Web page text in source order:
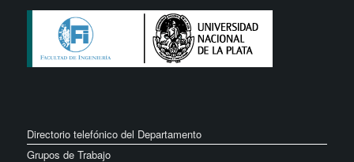
Directorio telefónico del Departamento
Grupos de Trabajo